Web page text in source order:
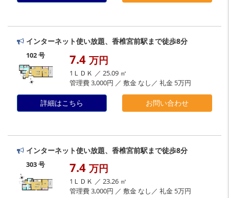
インターネット使い放題、香椎宮前駅まで徒歩8分
102 号 7.4 万円
1ＬＤＫ ／ 25.09 ㎡
管理費 3,000円 ／ 敷金 なし／ 礼金 5万円
詳細はこちら お問い合わせ
インターネット使い放題、香椎宮前駅まで徒歩8分
303 号 7.4 万円
1ＬＤＫ ／ 23.26 ㎡
管理費 3,000円 ／ 敷金 なし／ 礼金 5万円